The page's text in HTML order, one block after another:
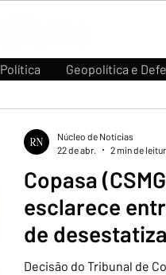
Política Geopolítica e
Copasa
esclarece
de
Gerais
Decisão do Tribunal de
Núcleo de Notícias
22 de abr.
2 min de